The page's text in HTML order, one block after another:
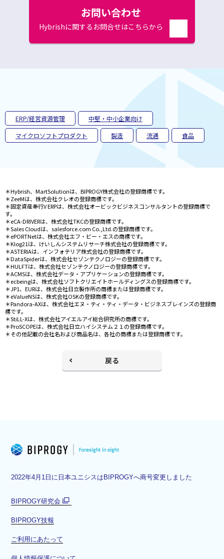
ウ
で
開
お問い合わせ
Hybrishに関するお問合せはこちらから
ウ
く
ERP/経営資源管理
中堅・中小企業向け
マイクロソフトプロダクト
製造 流通 食品
＊Hybrish、MartSolutionは、BIPROGY株式会社の登録商標です。
＊ZeeMは、株式会社クレオの登録商標です。
＊固定資産奉行V ERPは、株式会社オービックビジネスコンサルタントの登録商標で
す。
＊eCA-DRIVERは、株式会社TKCの登録商標です。
＊Sales Cloudは、salesforce.com Co.,Ltd.の登録商標です。
＊ePORTNetは、株式会社エフ・ビー・エスの商標です。
＊Klog21は、けいしんシステムリサーチ株式会社の登録商標です。
＊ASTERIAは、インフォテリア株式会社の登録商標です。
＊DataSpiderは、株式会社セゾンテクノロジーの登録商標です。
＊HULFTは、株式会社セゾンテクノロジーの登録商標です。
＊ACMSは、株式会社データ・アプリケーションの登録商標です。
＊ecbeingは、株式会社ソフトクリエイトホールディングスの登録商標です。
＊JP1、EURは、株式会社日立製作所の商標または登録商標です。
＊eValueNSは、株式会社OSKの登録商標です。
＊Pandora-AXは、株式会社エヌ・ティ・ティ・データ・ビジネスブレインズの登録商
標です。
＊StiLL-Xは、株式会社アイエルアイ総合研究所の商標です。
＊ProSCOPEは、株式会社日立ハイシステム２１の登録商標です。
＊その他記載の会社名および商品名は、各社の商標または登録商標です。
戻る
2022年4月1日に日本ユニシスはBIPROGYへ商号変更しました
BIPROGY研究会
ド
BIPROGY技報
ご利用にあたって